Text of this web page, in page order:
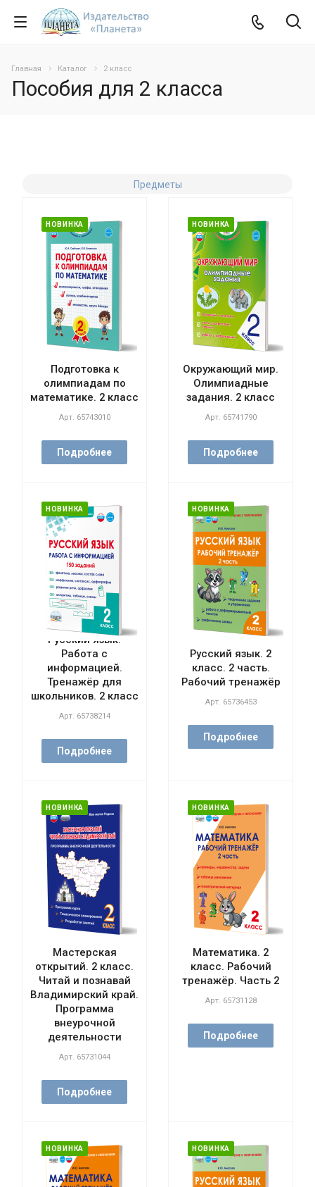
Главная Каталог 2 класс
Пособия для 2 класса
Предметы
НОВИНКА
Подготовка к
олимпиадам по
математике. 2 класс
Арт. 65743010
Подробнее
НОВИНКА
Окружающий мир.
Олимпиадные
задания. 2 класс
Арт. 65741790
Подробнее
НОВИНКА
Русский язык.
Работа с
информацией.
Тренажёр для
школьников. 2 класс
Арт. 65738214
Подробнее
НОВИНКА
Русский язык. 2
класс. 2 часть.
Рабочий тренажёр
Арт. 65736453
Подробнее
НОВИНКА
Мастерская
открытий. 2 класс.
Читай и познавай
Владимирский край.
Программа
внеурочной
деятельности
Арт. 65731044
Подробнее
НОВИНКА
Математика. 2
класс. Рабочий
тренажёр. Часть 2
Арт. 65731128
Подробнее
НОВИНКА НОВИНКА